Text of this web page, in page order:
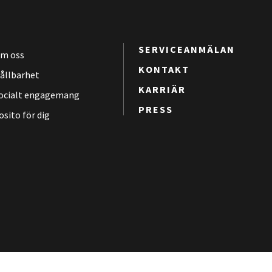
oss
engagemang
för dig
SERVICEANMÄLAN
KONTAKT
KARRIÄR
PRESS